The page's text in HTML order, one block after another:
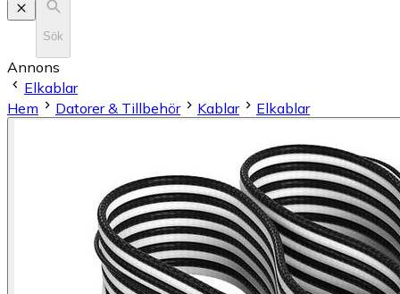
Sök
Annons
Elkablar
Hem
Datorer & Tillbehör Kablar Elkablar